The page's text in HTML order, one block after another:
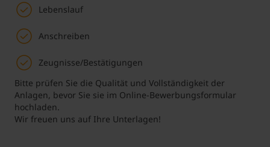
Lebenslauf
Anschreiben
Zeugnisse/Bestätigungen
Bitte prüfen Sie die Qualität und Vollständigkeit der
Anlagen, bevor Sie sie im Online-Bewerbungsformular
hochladen.
Wir freuen uns auf Ihre Unterlagen!